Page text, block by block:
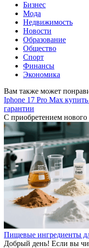
Бизнес
Мода
Недвижимость
Новости
Образование
Общество
Спорт
Финансы
Экономика
Вам также может
Iphone 17 Pro Max
гарантии
С приобретением нового
Пищевые ингредиенты
Добрый день! Если вы